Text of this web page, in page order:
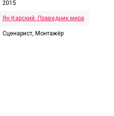
2015
Ян Карский. Праведник мира
Сценарист, Монтажёр